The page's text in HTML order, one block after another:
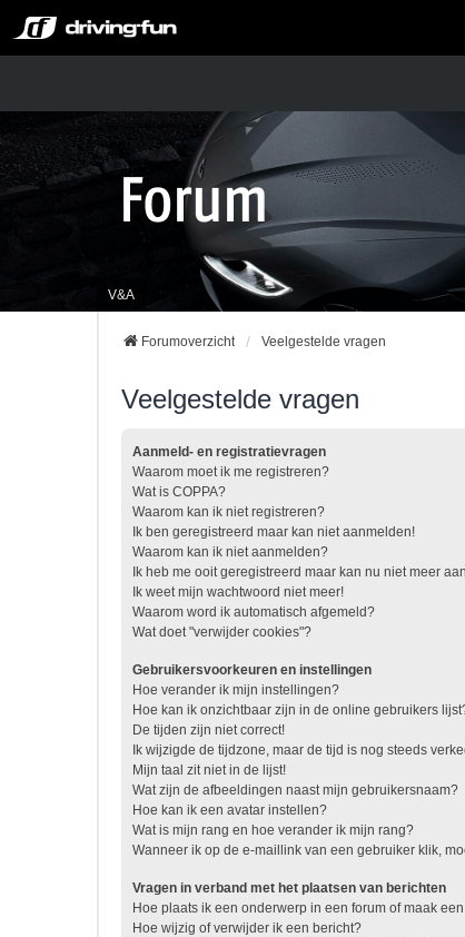
V&A
Forumoverzicht Veelgestelde vragen
Veelgestelde vragen
Aanmeld- en registratievragen
Waarom moet ik me registreren?
Wat is COPPA?
Waarom kan ik niet registreren?
Ik ben geregistreerd maar kan niet aanmelden!
Waarom kan ik niet aanmelden?
Ik heb me ooit geregistreerd maar kan nu niet meer
Ik weet mijn wachtwoord niet meer!
Waarom word ik automatisch afgemeld?
Wat doet "verwijder cookies"?
Gebruikersvoorkeuren en instellingen
Hoe verander ik mijn instellingen?
Hoe kan ik onzichtbaar zijn in de online gebruikers
De tijden zijn niet correct!
Ik wijzigde de tijdzone, maar de tijd is nog steeds
Mijn taal zit niet in de lijst!
Wat zijn de afbeeldingen naast mijn gebruikersnaam?
Hoe kan ik een avatar instellen?
Wat is mijn rang en hoe verander ik mijn rang?
Wanneer ik op de e-maillink van een gebruiker klik,
Vragen in verband met het plaatsen van berichten
Hoe plaats ik een onderwerp in een forum of maak
Hoe wijzig of verwijder ik een bericht?